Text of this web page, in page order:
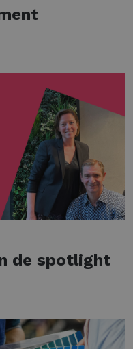
de spotlight